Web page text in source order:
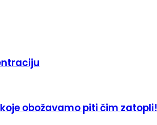
obožavamo piti čim zatopli!